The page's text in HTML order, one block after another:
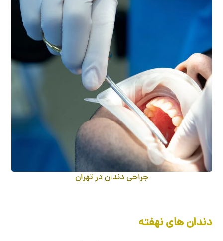
جراحی دندان در تهران
دندان های نهفته